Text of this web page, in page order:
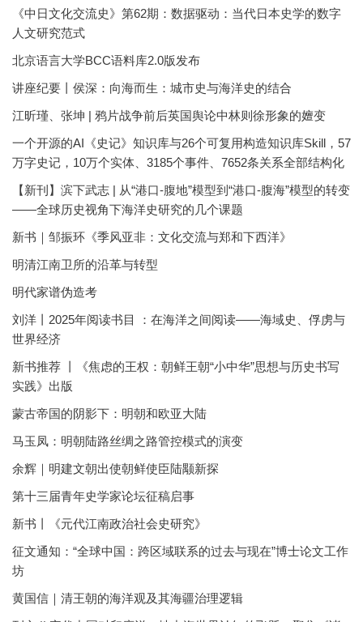
《中日文化交流史》第62期：数据驱动：当代日本史学的数字
人文研究范式
北京语言大学BCC语料库2.0版发布
讲座纪要丨侯深：向海而生：城市史与海洋史的结合
江昕瑾、张坤 | 鸦片战争前后英国舆论中林则徐形象的嬗变
一个开源的AI《史记》知识库与26个可复用构造知识库Skill，57
万字史记，10万个实体、3185个事件、7652条关系全部结构化
【新刊】滨下武志 | 从“港口-腹地”模型到“港口-腹海”模型的转变
——全球历史视角下海洋史研究的几个课题
新书｜邹振环《季风亚非：文化交流与郑和下西洋》
明清江南卫所的沿革与转型
明代家谱伪造考
刘洋丨2025年阅读书目 ：在海洋之间阅读——海域史、俘虏与
世界经济
新书推荐 丨《焦虑的王权：朝鲜王朝“小中华”思想与历史书写
实践》出版
蒙古帝国的阴影下：明朝和欧亚大陆
马玉凤：明朝陆路丝绸之路管控模式的演变
余辉｜明建文朝出使朝鲜使臣陆颙新探
第十三届青年史学家论坛征稿启事
新书丨《元代江南政治社会史研究》
征文通知：“全球中国：跨区域联系的过去与现在”博士论文工作
坊
黄国信｜清王朝的海洋观及其海疆治理逻辑